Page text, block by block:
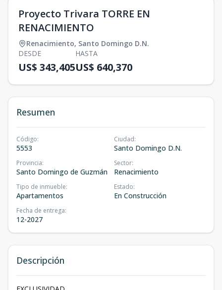
Proyecto Trivara TORRE EN
RENACIMIENTO
Renacimiento, Santo Domingo D.N.
DESDE
US$ 343,405
HASTA
US$ 640,370
Resumen
Código:
5553
Ciudad:
Santo Domingo D.N.
Provincia:
Santo Domingo de Guzmán
Sector:
Renacimiento
Tipo de inmueble:
Apartamentos
Estado:
En Construcción
Fecha de entrega:
12-2027
Descripción